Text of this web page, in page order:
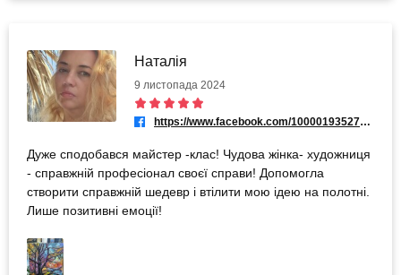
Наталія
9 листопада 2024
https://www.facebook.com/100001935279294
Дуже сподобався майстер -клас! Чудова жінка- художниця
- справжній професіонал своєї справи! Допомогла
створити справжній шедевр і втілити мою ідею на полотні.
Лише позитивні емоції!